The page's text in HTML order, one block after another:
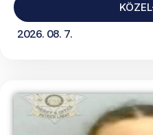
2026. 08. 7.